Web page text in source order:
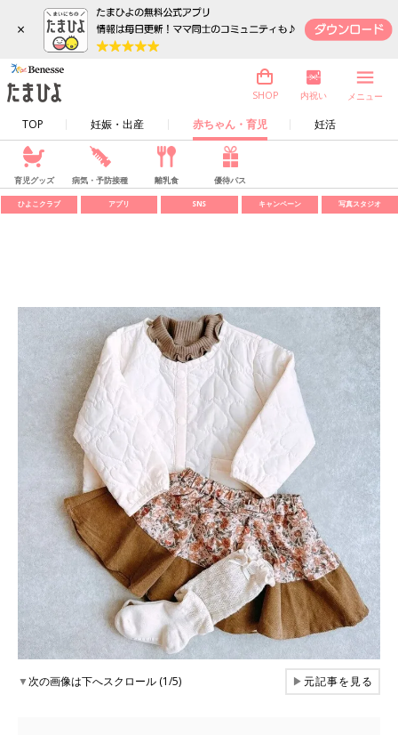
×
TOP 妊娠・出産 赤ちゃん・育児 妊活
SHOP 内祝い メニュー
育児グッズ 病気・予防接種 離乳食 優待パス
ひよこクラブ アプリ SNS キャンペーン 写真スタジオ
▼次の画像は下へスクロール (1/5) ▶元記事を見る